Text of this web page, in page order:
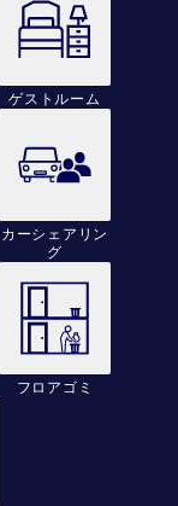
ゲストルーム
カーシェアリン
グ
フロアゴミ